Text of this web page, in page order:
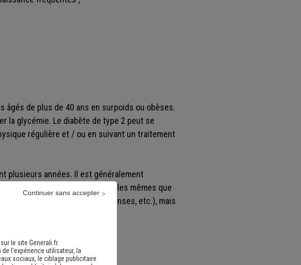
de plus de 40 ans en surpoids ou obèses.
la glycémie. Le diabète de type 2 peut se
régulière et / ou en suivant un traitement
plusieurs années. Il est généralement
un diabète de type 2 sont les mêmes que
la vision, faim et soif plus intenses, etc.), mais
le site Generali.fr.
l’expérience utilisateur, la
sociaux, le ciblage publicitaire
Continuer sans accepter